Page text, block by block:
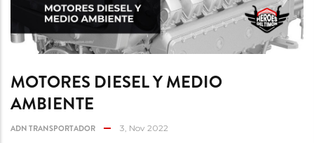
MOTORES DIESEL Y MEDIO
AMBIENTE
ADN TRANSPORTADOR 3, Nov 2022